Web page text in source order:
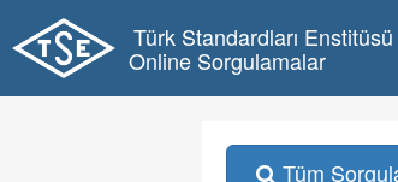
Türk Standardları Enstitüsü
Online Sorgulamalar
Tüm